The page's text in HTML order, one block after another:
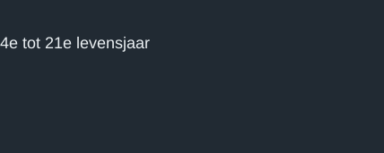
tot 21e levensjaar